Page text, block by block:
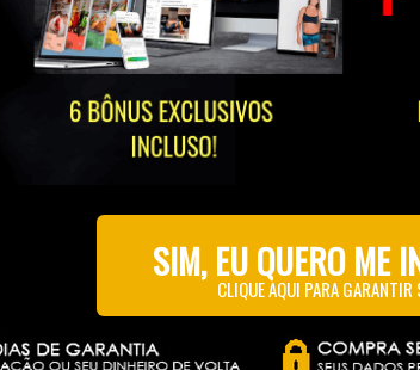
SIM, EU QUERO ME
CLIQUE AQUI PARA GARANTIR